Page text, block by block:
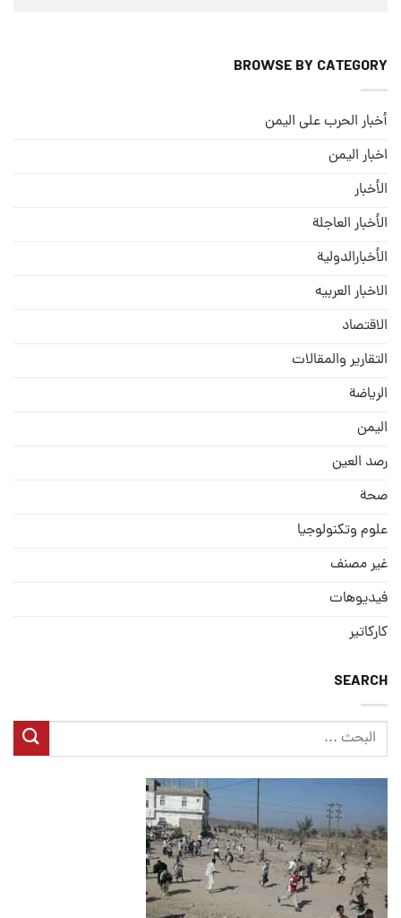
BROWSE BY CATEGORY
أخبار الحرب على اليمن
اخبار اليمن
الأخبار
الأخبار العاجلة
الأخبارالدولية
الاخبار العربيه
الاقتصاد
التقارير والمقالات
الریاضة
الیمن
رصد العین
صحة
علوم وتكنولوجيا
غير مصنف
فيديوهات
كاركاتير
SEARCH